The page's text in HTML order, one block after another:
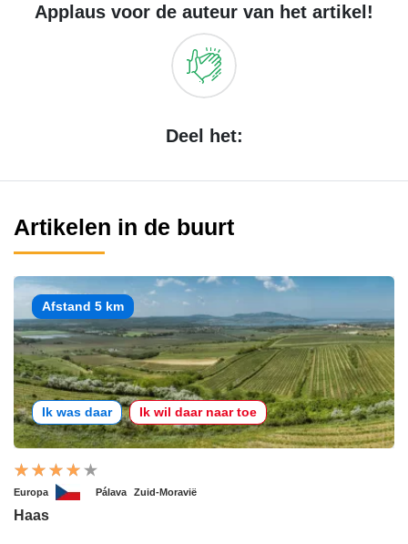
Applaus voor de auteur van het artikel!
Deel het:
Artikelen in de buurt
Afstand 5 km
Ik was daar Ik wil daar naar toe
Europa Pálava Zuid-Moravië
Haas